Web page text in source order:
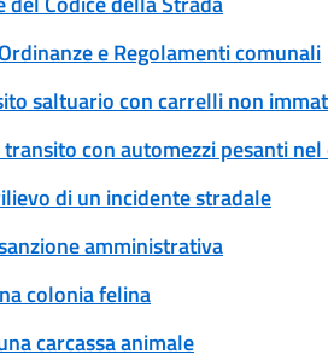
e Regolamenti comunali
saltuario con carrelli non
con automezzi pesanti
di un incidente stradale
amministrativa
colonia felina
carcassa animale